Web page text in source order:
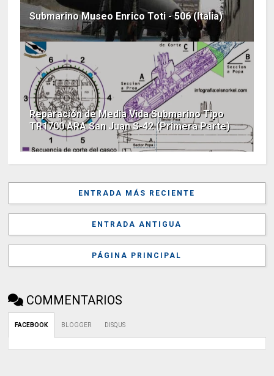
Submarino Museo Enrico Toti - 506 (Italia)
Reparación de Media Vida Submarino Tipo
TR1700 ARA San Juan S-42 (Primera Parte)
ENTRADA MÁS RECIENTE
ENTRADA ANTIGUA
PÁGINA PRINCIPAL
COMMENTARIOS
FACEBOOK BLOGGER DISQUS